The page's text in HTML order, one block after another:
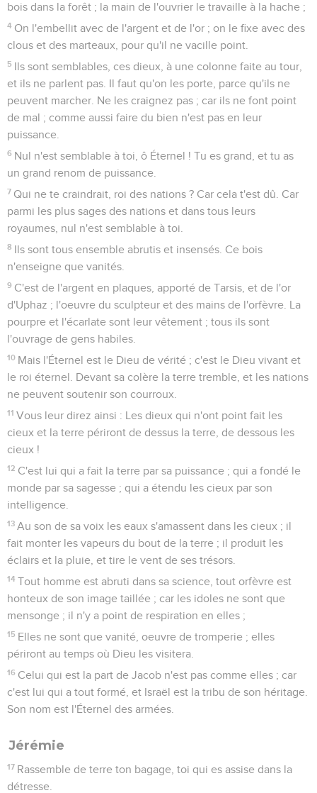
bois dans la forêt ; la main de l'ouvrier le travaille à la hache ;
4 On l'embellit avec de l'argent et de l'or ; on le fixe avec des
clous et des marteaux, pour qu'il ne vacille point.
5 Ils sont semblables, ces dieux, à une colonne faite au tour,
et ils ne parlent pas. Il faut qu'on les porte, parce qu'ils ne
peuvent marcher. Ne les craignez pas ; car ils ne font point
de mal ; comme aussi faire du bien n'est pas en leur
puissance.
6 Nul n'est semblable à toi, ô Éternel ! Tu es grand, et tu as
un grand renom de puissance.
7 Qui ne te craindrait, roi des nations ? Car cela t'est dû. Car
parmi les plus sages des nations et dans tous leurs
royaumes, nul n'est semblable à toi.
8 Ils sont tous ensemble abrutis et insensés. Ce bois
n'enseigne que vanités.
9 C'est de l'argent en plaques, apporté de Tarsis, et de l'or
d'Uphaz ; l'oeuvre du sculpteur et des mains de l'orfèvre. La
pourpre et l'écarlate sont leur vêtement ; tous ils sont
l'ouvrage de gens habiles.
10 Mais l'Éternel est le Dieu de vérité ; c'est le Dieu vivant et
le roi éternel. Devant sa colère la terre tremble, et les nations
ne peuvent soutenir son courroux.
11 Vous leur direz ainsi : Les dieux qui n'ont point fait les
cieux et la terre périront de dessus la terre, de dessous les
cieux !
12 C'est lui qui a fait la terre par sa puissance ; qui a fondé le
monde par sa sagesse ; qui a étendu les cieux par son
intelligence.
13 Au son de sa voix les eaux s'amassent dans les cieux ; il
fait monter les vapeurs du bout de la terre ; il produit les
éclairs et la pluie, et tire le vent de ses trésors.
14 Tout homme est abruti dans sa science, tout orfèvre est
honteux de son image taillée ; car les idoles ne sont que
mensonge ; il n'y a point de respiration en elles ;
15 Elles ne sont que vanité, oeuvre de tromperie ; elles
périront au temps où Dieu les visitera.
16 Celui qui est la part de Jacob n'est pas comme elles ; car
c'est lui qui a tout formé, et Israël est la tribu de son héritage.
Son nom est l'Éternel des armées.
Jérémie
17 Rassemble de terre ton bagage, toi qui es assise dans la
détresse.